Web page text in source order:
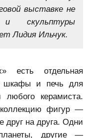
выставке не
скульптуры
Лидия Ильчук.
есть отдельная
шкафы и печь для
любого керамиста.
фигур —
друг на друга. Одни
другие —